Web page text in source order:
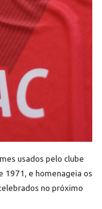
usados pelo clube
1971, e homenageia os
no próximo